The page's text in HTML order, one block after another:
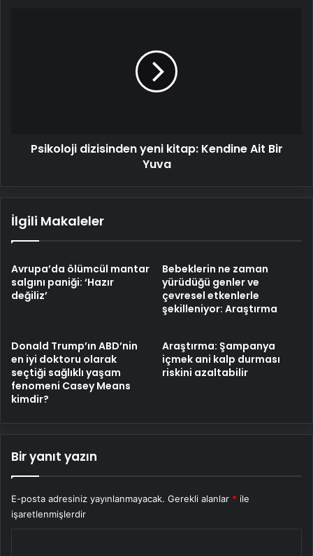
Psikoloji dizisinden yeni kitap: Kendine Ait Bir
Yuva
İlgili Makaleler
Avrupa’da ölümcül mantar
salgını paniği: ‘Hazır
değiliz’
Bebeklerin ne zaman
yürüdüğü genler ve
çevresel etkenlerle
şekilleniyor: Araştırma
Donald Trump’ın ABD’nin
en iyi doktoru olarak
seçtiği sağlıklı yaşam
fenomeni Casey Means
kimdir?
Araştırma: Şampanya
içmek ani kalp durması
riskini azaltabilir
Bir yanıt yazın
E-posta adresiniz yayınlanmayacak. Gerekli alanlar * ile
işaretlenmişlerdir